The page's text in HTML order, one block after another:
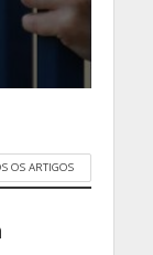
OS ARTIGOS